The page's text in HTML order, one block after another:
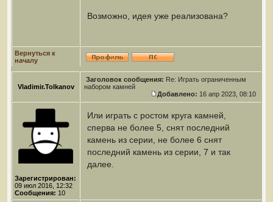
Возможно, идея уже реализована?
Вернуться к
началу
Vladimir.Tolkanov
Заголовок сообщения: Re: Играть ограниченным
набором камней
Добавлено: 16 апр 2023, 08:10
Зарегистрирован:
09 июл 2016, 12:32
Сообщения: 10
Или играть с ростом круга камней,
сперва не более 5, снят последний
камень из серии, не более 6 снят
последний камень из серии, 7 и так
далее.